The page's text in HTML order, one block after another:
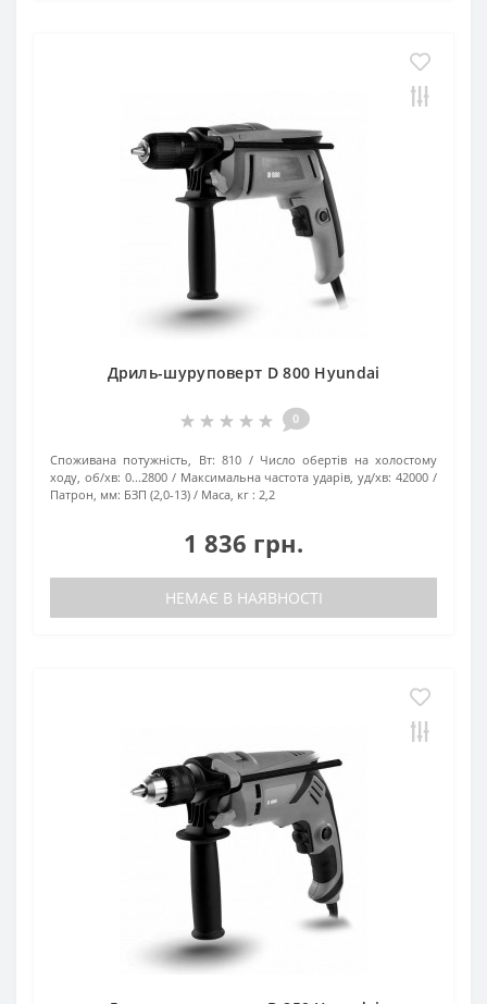
Дриль-шуруповерт D 800 Hyundai
0
Споживана потужність, Вт: 810
Число обертів на холостому
ходу, об/хв: 0...2800 Максимальна частота ударів, уд/хв: 42000
Патрон, мм: БЗП (2,0-13) Маса, кг : 2,2
1 836 грн.
НЕМАЄ В НАЯВНОСТІ